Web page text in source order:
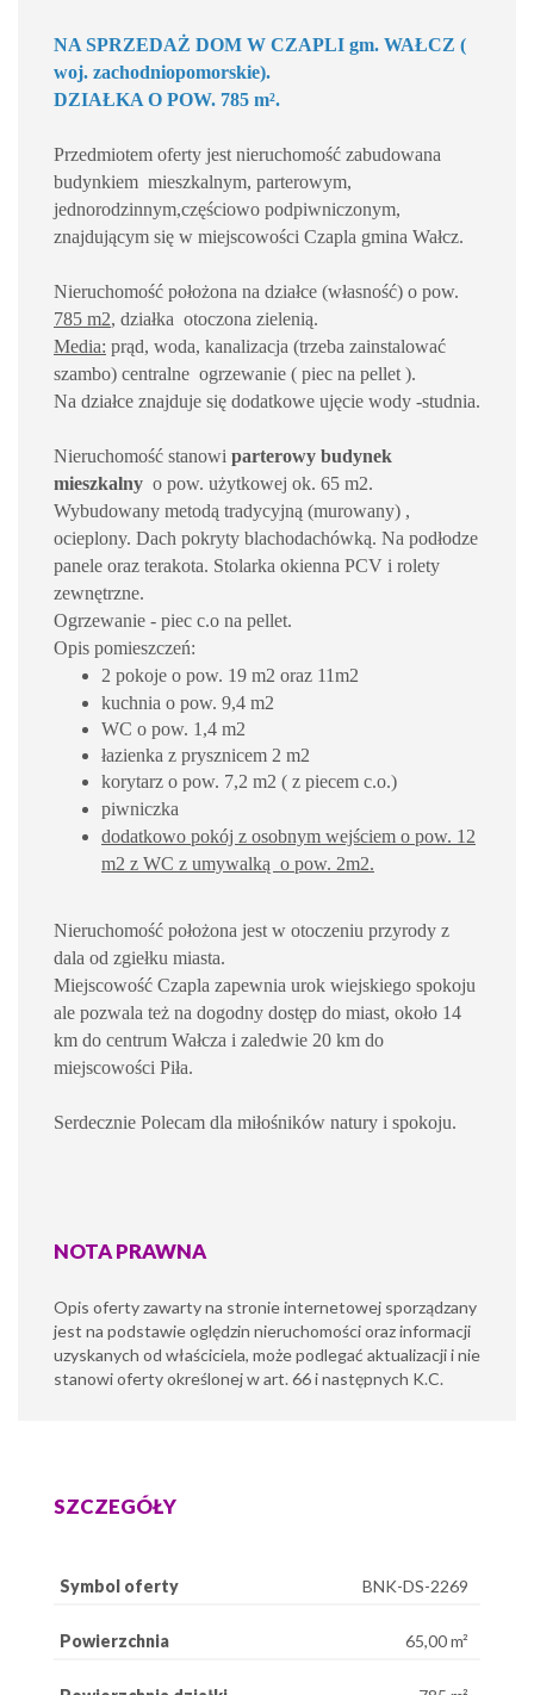
NA SPRZEDAŻ DOM W CZAPLI gm. WAŁCZ (
woj. zachodniopomorskie).
DZIAŁKA O POW. 785 m².
Przedmiotem oferty jest nieruchomość zabudowana
budynkiem mieszkalnym, parterowym,
jednorodzinnym,częściowo podpiwniczonym,
znajdującym się w miejscowości Czapla gmina Wałcz.
Nieruchomość położona na działce (własność) o pow.
785 m2, działka otoczona zielenią.
Media: prąd, woda, kanalizacja (trzeba zainstalować
szambo) centralne ogrzewanie ( piec na pellet ).
Na działce znajduje się dodatkowe ujęcie wody -studnia.
Nieruchomość stanowi parterowy budynek
mieszkalny o pow. użytkowej ok. 65 m2.
Wybudowany metodą tradycyjną (murowany) ,
ocieplony. Dach pokryty blachodachówką. Na podłodze
panele oraz terakota. Stolarka okienna PCV i rolety
zewnętrzne.
Ogrzewanie - piec c.o na pellet.
Opis pomieszczeń:
2 pokoje o pow. 19 m2 oraz 11m2
kuchnia o pow. 9,4 m2
WC o pow. 1,4 m2
łazienka z prysznicem 2 m2
korytarz o pow. 7,2 m2 ( z piecem c.o.)
piwniczka
dodatkowo pokój z osobnym wejściem o pow. 12
m2 z WC z umywalką o pow. 2m2.
Nieruchomość położona jest w otoczeniu przyrody z
dala od zgiełku miasta.
Miejscowość Czapla zapewnia urok wiejskiego spokoju
ale pozwala też na dogodny dostęp do miast, około 14
km do centrum Wałcza i zaledwie 20 km do
miejscowości Piła.
Serdecznie Polecam dla miłośników natury i spokoju.
NOTA PRAWNA
Opis oferty zawarty na stronie internetowej sporządzany
jest na podstawie oględzin nieruchomości oraz informacji
uzyskanych od właściciela, może podlegać aktualizacji i nie
stanowi oferty określonej w art. 66 i następnych K.C.
SZCZEGÓŁY
Symbol oferty BNK-DS-2269
Powierzchnia 65,00 m²